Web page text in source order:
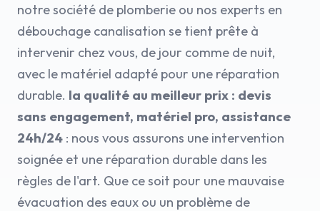
notre société de plomberie ou nos experts en
débouchage canalisation se tient prête à
intervenir chez vous, de jour comme de nuit,
avec le matériel adapté pour une réparation
durable. la qualité au meilleur prix : devis
sans engagement, matériel pro, assistance
24h/24 : nous vous assurons une intervention
soignée et une réparation durable dans les
règles de l'art. Que ce soit pour une mauvaise
évacuation des eaux ou un problème de